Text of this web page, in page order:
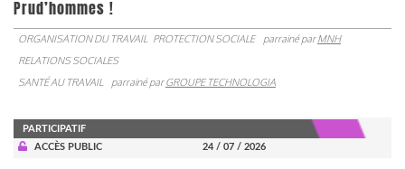
Prud’hommes !
ORGANISATION DU TRAVAIL PROTECTION SOCIALE parrainé parMNH
RELATIONS SOCIALES
SANTÉ AU TRAVAIL
parrainé parGROUPE TECHNOLOGIA
PARTICIPATIF
ACCÈS PUBLIC
24 / 07 / 2026